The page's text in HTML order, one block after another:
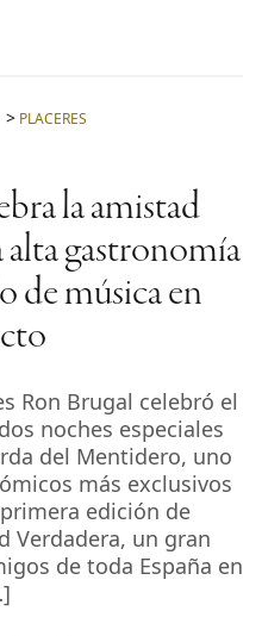
PLACERES
la amistad
alta gastronomía
de música en
Ron Brugal celebró el
noches especiales
del Mentidero, uno
más exclusivos
edición de
Verdadera, un gran
de toda España en